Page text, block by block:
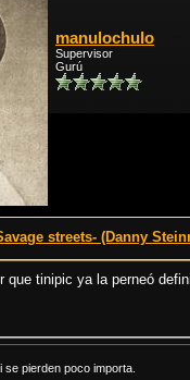
manulochulo
Supervisor
Gurú
streets- (Danny
que tinipic ya la perneó
pierden poco importa.